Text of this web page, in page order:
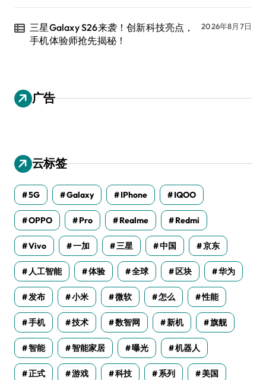
三星Galaxy S26来袭！创新科技亮点，
手机体验师抢先揭秘！
2026年8月7日
广告
云标签
5G Galaxy IPhone IQOO
OPPO Pro Realme Redmi
Vivo 一加 三星 中国 京东
人工智能 体验 全球 区块 华为
发布 小米 微软 怎么 性能
手机 技术 数智网 新机 旗舰
智能 智能家居 曝光 机器人
正式 游戏 科技 系列 美国